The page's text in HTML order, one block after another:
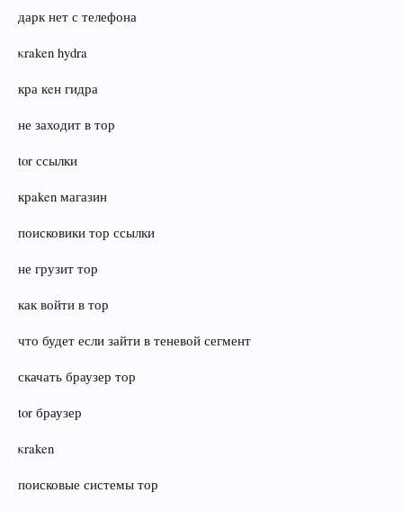
дарк нет с телефона
κraken hydra
кра кeн гидра
не заходит в тор
tor ссылки
крaken магазин
поисковики тор ссылки
не грузит тор
как войти в тор
что будет если зайти в теневой сегмент
скачать браузер тор
tor браузер
κraken
поисковые системы тор